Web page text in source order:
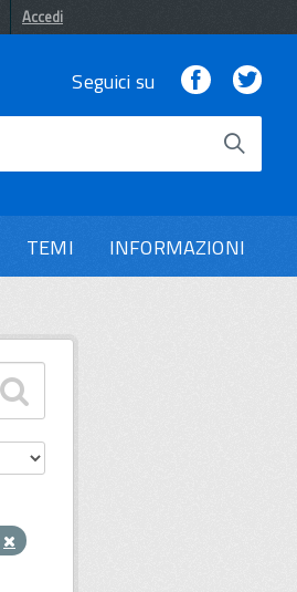
Accedi
Seguici su Facebook
TEMI INFORMAZIONI